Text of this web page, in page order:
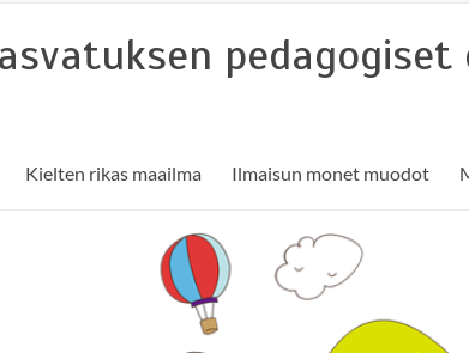
Kielten rikas maailma Ilmaisun monet muodot